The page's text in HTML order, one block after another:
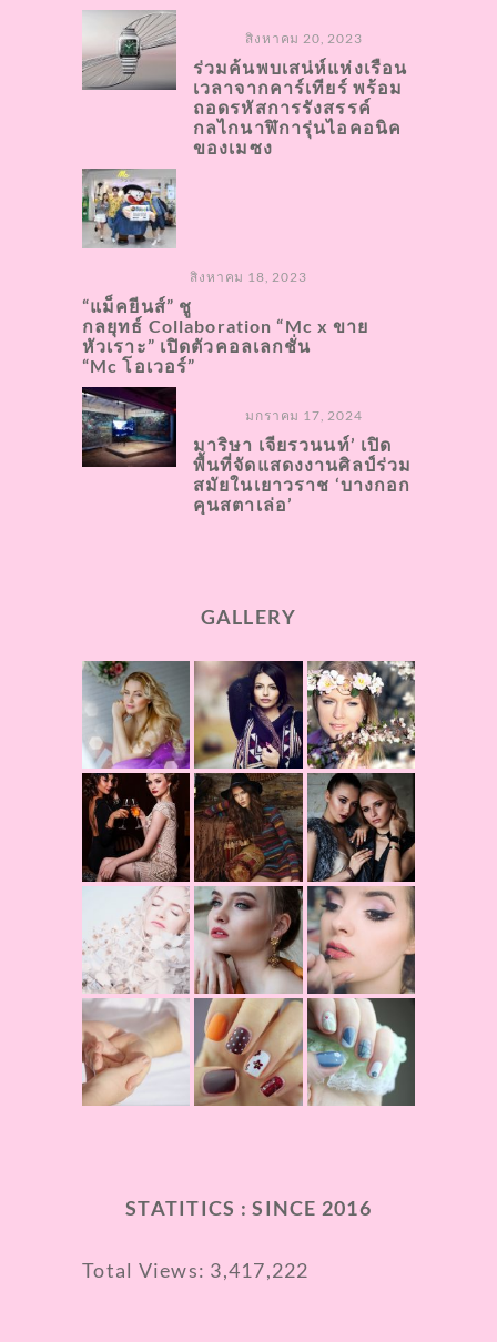
สิงหาคม 20, 2023
ร่วมค้นพบเสน่ห์แห่งเรือน
เวลาจากคาร์เทียร์ พร้อม
ถอดรหัสการรังสรรค์
กลไกนาฬิการุ่นไอคอนิค
ของเมซง
สิงหาคม 18, 2023
“แม็คยีนส์” ชู
กลยุทธ์ Collaboration “Mc x ขาย
หัวเราะ” เปิดตัวคอลเลกชั่น
“Mc โอเวอร์”
มกราคม 17, 2024
มาริษา เจียรวนนท์’ เปิด
พื้นที่จัดแสดงงานศิลป์ร่วม
สมัยในเยาวราช ‘บางกอก
คุนสตาเล่อ’
GALLERY
STATITICS : SINCE 2016
Total Views: 3,417,222